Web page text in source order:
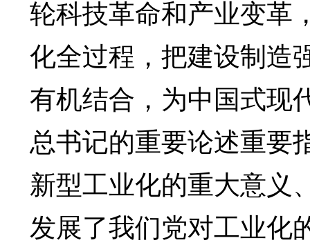
轮科技革命和产业变革
化全过程，把建设制造
有机结合，为中国式现
总书记的重要论述重要
新型工业化的重大意义
发展了我们党对工业化